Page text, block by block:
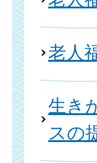
老人
生き
スの